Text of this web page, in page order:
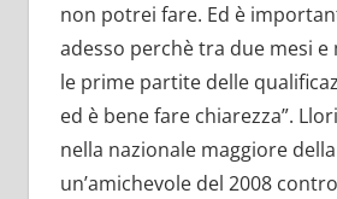
non potrei fare. Ed è
adesso perchè tra due mesi e
le prime partite delle
ed è bene fare chiarezza”.
nella nazionale maggiore
un’amichevole del 2008